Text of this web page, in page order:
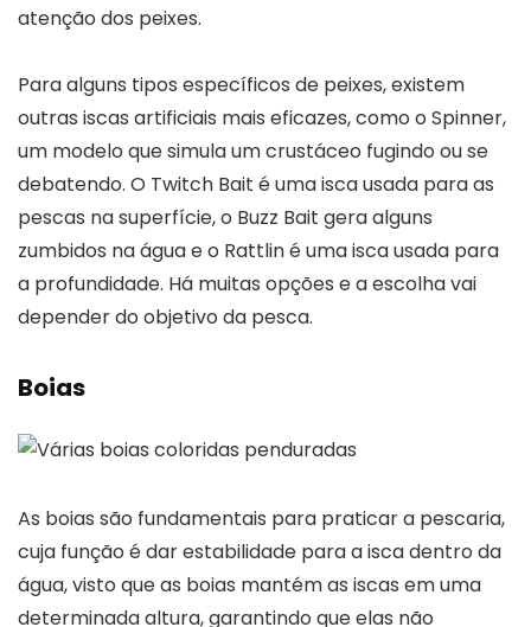
atenção dos peixes.
Para alguns tipos específicos de peixes, existem
outras iscas artificiais mais eficazes, como o Spinner,
um modelo que simula um crustáceo fugindo ou se
debatendo. O Twitch Bait é uma isca usada para as
pescas na superfície, o Buzz Bait gera alguns
zumbidos na água e o Rattlin é uma isca usada para
a profundidade. Há muitas opções e a escolha vai
depender do objetivo da pesca.
Boias
As boias são fundamentais para praticar a pescaria,
cuja função é dar estabilidade para a isca dentro da
água, visto que as boias mantém as iscas em uma
determinada altura, garantindo que elas não